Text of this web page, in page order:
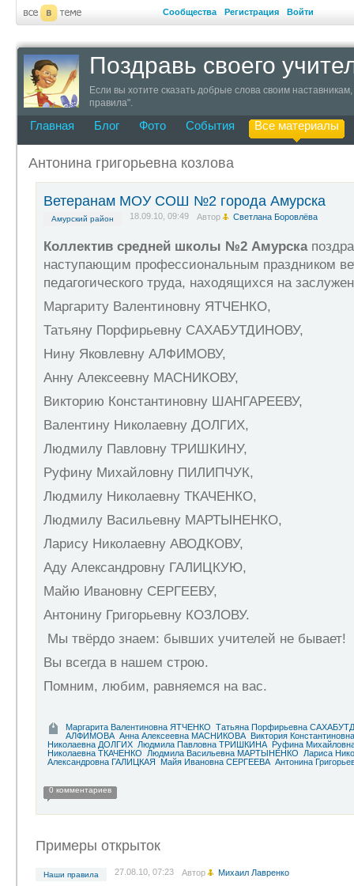
Сообщества Регистрация Войти
Поздравь своего
Если вы хотите сказать добрые слова своим
правила".
Главная Блог Фото События Все материалы
Антонина григорьевна козлова
Ветеранам МОУ СОШ №2 города Амурска
Амурский район 18.09.10, 09:49 Автор Светлана Боровлёва
Коллектив средней школы №2 Амурска
наступающим профессиональным праздником
педагогического труда, находящихся на
Маргариту Валентиновну ЯТЧЕНКО,
Татьяну Порфирьевну САХАБУТДИНОВУ,
Нину Яковлевну АЛФИМОВУ,
Анну Алексеевну МАСНИКОВУ,
Викторию Константиновну ШАНГАРЕЕВУ,
Валентину Николаевну ДОЛГИХ,
Людмилу Павловну ТРИШКИНУ,
Руфину Михайловну ПИЛИПЧУК,
Людмилу Николаевну ТКАЧЕНКО,
Людмилу Васильевну МАРТЫНЕНКО,
Ларису Николаевну АВОДКОВУ,
Аду Александровну ГАЛИЦКУЮ,
Майю Ивановну СЕРГЕЕВУ,
Антонину Григорьевну КОЗЛОВУ.
Мы твёрдо знаем: бывших учителей не бывает!
Вы всегда в нашем строю.
Помним, любим, равняемся на вас.
Маргарита Валентиновна ЯТЧЕНКО Татьяна Порфирьевна
АЛФИМОВА Анна Алексеевна МАСНИКОВА
Виктория
Николаевна ДОЛГИХ
Людмила Павловна ТРИШКИНА
Руфина
Николаевна ТКАЧЕНКО
Людмила Васильевна МАРТЫНЕНКО
Лариса
Александровна ГАЛИЦКАЯ
Майя Ивановна СЕРГЕЕВА Антонина
0 комментариев
Примеры открыток
Наши правила 27.08.10, 07:23 Автор Михаил Лавренко